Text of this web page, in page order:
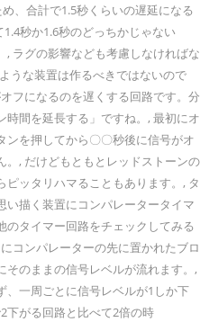
、合計で1.5秒くらいの遅延になる
秒か1.6秒のどっちかじゃない
ラグの影響なども考慮しなければな
うな装置は作るべきではないので
フになるのを遅くする回路です。分
間を延長する」ですね。, 最初にオ
ンを押してから〇〇秒後に信号がオ
。, だけどもともとレッドストーンの
ッタリハマることもあります。, タ
い描く装置にコンパレータータイマ
のタイマー回路をチェックしてみる
コンパレーターの先に置かれたブロ
そのままの信号レベルが流れます。,
、一周ごとに信号レベルが1しか下
下がる回路と比べて2倍の時